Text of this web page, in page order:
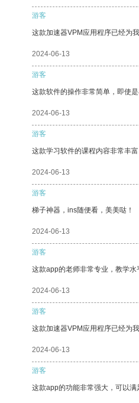
游客
这款加速器VPM应用程序已经为
2024-06-13
游客
这款软件的操作非常简单，即使是
2024-06-13
游客
这款学习软件的课程内容非常丰
2024-06-13
游客
梯子神器，ins随便看，美美哒！
2024-06-13
游客
这款app的老师非常专业，教学水
2024-06-13
游客
这款加速器VPM应用程序已经为
2024-06-13
游客
这款app的功能非常强大，可以满